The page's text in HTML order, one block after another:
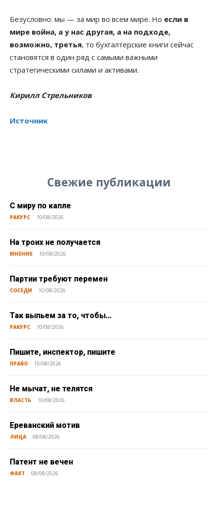
Безусловно: мы — за мир во всем мире. Но если в
мире война, а у нас другая, а на подходе,
возможно, третья, то бухгалтерские книги сейчас
становятся в один ряд с самыми важными
стратегическими силами и активами.
Кирилл Стрельников
Источник
Свежие публикации
С миру по капле
РАКУРС 10/08/2026
На троих не получается
МНЕНИЕ 10/08/2026
Партии требуют перемен
СОСЕДИ 10/08/2026
Так выпьем за то, чтобы…
РАКУРС 10/08/2026
Пишите, инспектор, пишите
ПРАВО 10/08/2026
Не мычат, не телятся
ВЛАСТЬ 10/08/2026
Ереванский мотив
ЛИЦА 08/08/2026
Патент не вечен
ФАКТ 08/08/2026